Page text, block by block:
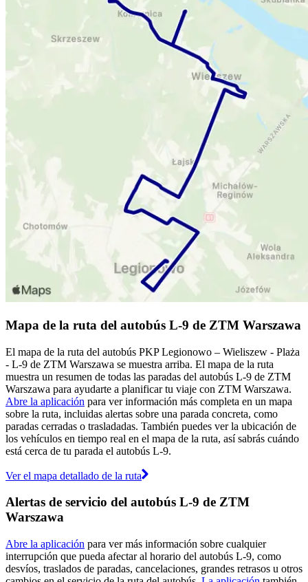
Mapa de la ruta del autobús L-9 de ZTM Warszawa
El mapa de la ruta del autobús PKP Legionowo – Wieliszew - Plaża
- L-9 de ZTM Warszawa se muestra arriba. El mapa de la ruta
muestra un resumen de todas las paradas del autobús L-9 de ZTM
Warszawa para ayudarte a planificar tu viaje con ZTM Warszawa.
Abre la aplicación para ver información más completa en un mapa
sobre la ruta, incluidas alertas sobre una parada concreta, como
paradas cerradas o trasladadas. También puedes ver la ubicación de
los vehículos en tiempo real en el mapa de la ruta, así sabrás cuándo
está cerca de tu parada el autobús L-9.
Ver el mapa detallado de la ruta
Alertas de servicio del autobús L-9 de ZTM
Warszawa
Abre la aplicación para ver más información sobre cualquier
interrupción que pueda afectar al horario del autobús L-9, como
desvíos, traslados de paradas, cancelaciones, grandes retrasos u otros